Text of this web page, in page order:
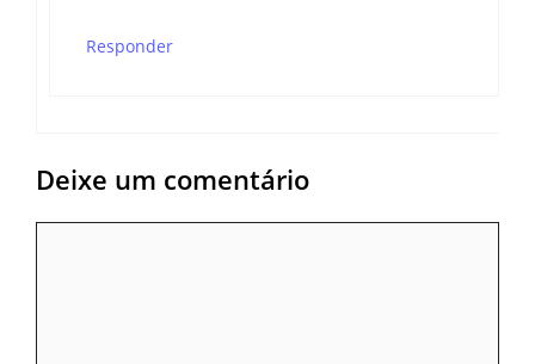
Responder
Deixe um comentário